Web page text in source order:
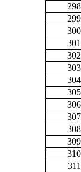
298
299
300
301
302
303
304
305
306
307
308
309
310
311